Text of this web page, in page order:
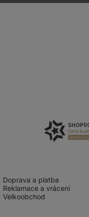
Doprava a platba
Reklamace a vrácení
Velkoobchod